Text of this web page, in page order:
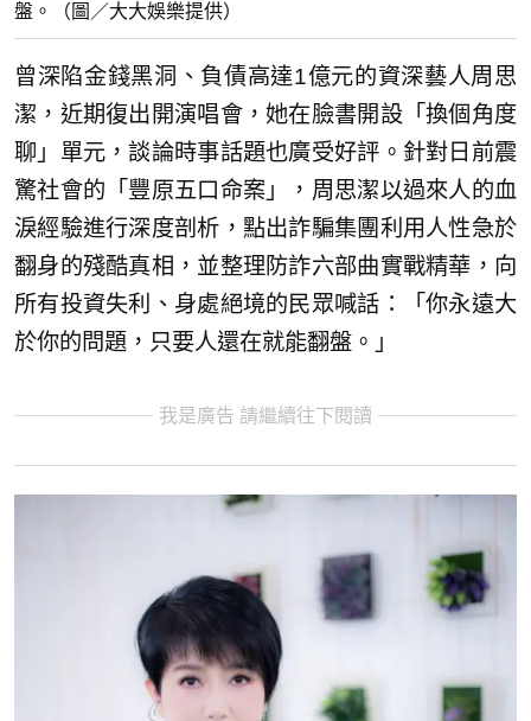
盤。（圖／大大娛樂提供）
曾深陷金錢黑洞、負債高達1億元的資深藝人周思
潔，近期復出開演唱會，她在臉書開設「換個角度
聊」單元，談論時事話題也廣受好評。針對日前震
驚社會的「豐原五口命案」，周思潔以過來人的血
淚經驗進行深度剖析，點出詐騙集團利用人性急於
翻身的殘酷真相，並整理防詐六部曲實戰精華，向
所有投資失利、身處絕境的民眾喊話：「你永遠大
於你的問題，只要人還在就能翻盤。」
我是廣告 請繼續往下閱讀